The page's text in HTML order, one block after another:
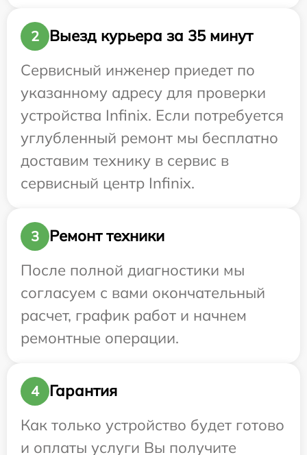
2
Выезд курьера за 35 минут
Сервисный инженер приедет по
указанному адресу для проверки
устройства Infinix. Если потребуется
углубленный ремонт мы бесплатно
доставим технику в сервис в
сервисный центр Infinix.
3
Ремонт техники
После полной диагностики мы
согласуем с вами окончательный
расчет, график работ и начнем
ремонтные операции.
4
Гарантия
Как только устройство будет готово
и оплаты услуги Вы получите